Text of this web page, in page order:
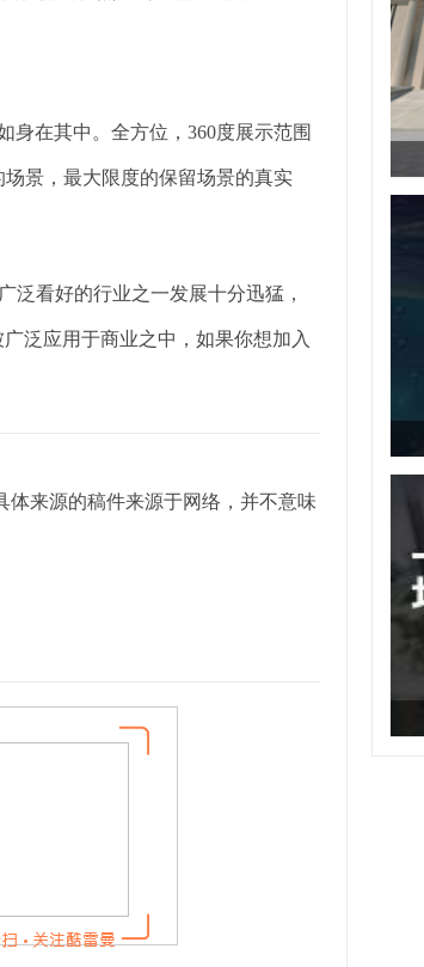
身在其中。全方位，360度展示范围
景，最大限度的保留场景的真实
泛看好的行业之一发展十分迅猛，
广泛应用于商业之中，如果你想加入
来源的稿件来源于网络，并不意味